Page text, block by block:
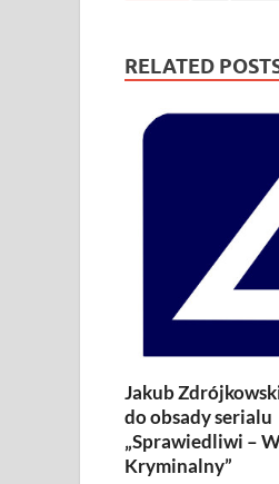
RELATED
Jakub
do obsady serialu
„Sprawiedliwi –
Kryminalny”